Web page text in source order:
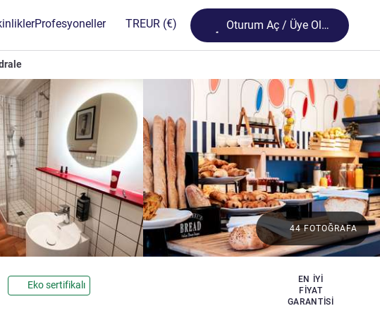
Profesyoneller TREUR (€) Loading...
Oturum Aç / Üye Olun
Eko sertifikalı
EN IYI
FIYAT
GARANTISI
44 FOTOĞRAFA